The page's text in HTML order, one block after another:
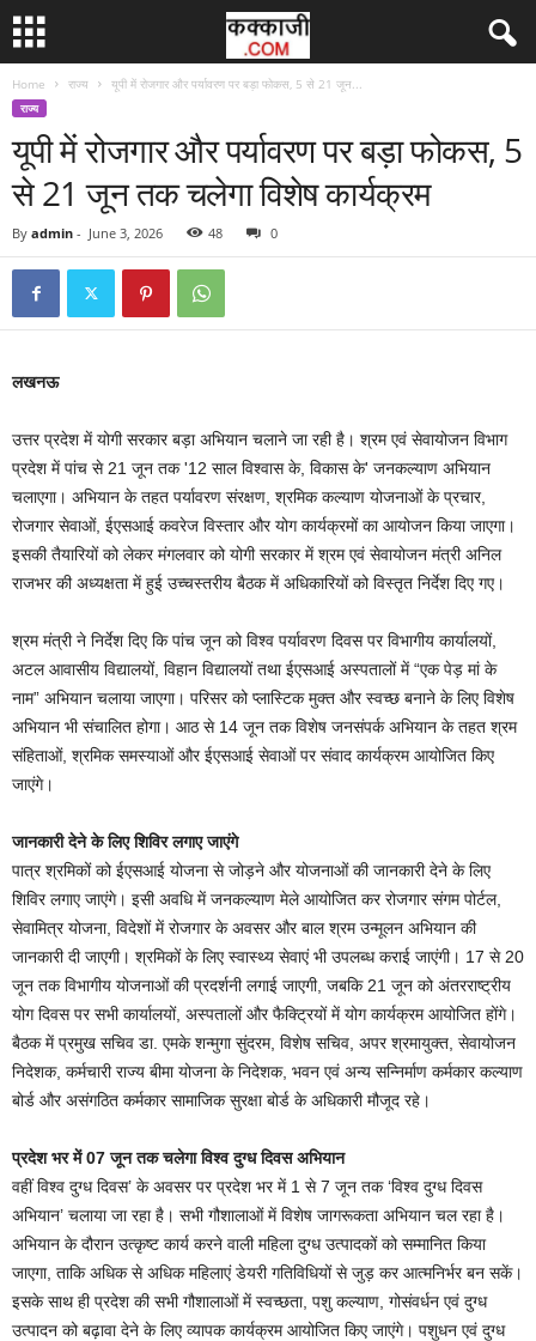
Home राज्य यूपी में रोजगार और पर्यावरण पर बड़ा फोकस, 5 से 21 जून...
राज्य
यूपी में रोजगार और पर्यावरण पर बड़ा फोकस, 5
से 21 जून तक चलेगा विशेष कार्यक्रम
By admin - June 3, 2026 48 0
लखनऊ
उत्तर प्रदेश में योगी सरकार बड़ा अभियान चलाने जा रही है। श्रम एवं सेवायोजन विभाग
प्रदेश में पांच से 21 जून तक '12 साल विश्वास के, विकास के' जनकल्याण अभियान
चलाएगा। अभियान के तहत पर्यावरण संरक्षण, श्रमिक कल्याण योजनाओं के प्रचार,
रोजगार सेवाओं, ईएसआई कवरेज विस्तार और योग कार्यक्रमों का आयोजन किया जाएगा।
इसकी तैयारियों को लेकर मंगलवार को योगी सरकार में श्रम एवं सेवायोजन मंत्री अनिल
राजभर की अध्यक्षता में हुई उच्चस्तरीय बैठक में अधिकारियों को विस्तृत निर्देश दिए गए।
श्रम मंत्री ने निर्देश दिए कि पांच जून को विश्व पर्यावरण दिवस पर विभागीय कार्यालयों,
अटल आवासीय विद्यालयों, विहान विद्यालयों तथा ईएसआई अस्पतालों में “एक पेड़ मां के
नाम” अभियान चलाया जाएगा। परिसर को प्लास्टिक मुक्त और स्वच्छ बनाने के लिए विशेष
अभियान भी संचालित होगा। आठ से 14 जून तक विशेष जनसंपर्क अभियान के तहत श्रम
संहिताओं, श्रमिक समस्याओं और ईएसआई सेवाओं पर संवाद कार्यक्रम आयोजित किए
जाएंगे।
जानकारी देने के लिए शिविर लगाए जाएंगे
पात्र श्रमिकों को ईएसआई योजना से जोड़ने और योजनाओं की जानकारी देने के लिए
शिविर लगाए जाएंगे। इसी अवधि में जनकल्याण मेले आयोजित कर रोजगार संगम पोर्टल,
सेवामित्र योजना, विदेशों में रोजगार के अवसर और बाल श्रम उन्मूलन अभियान की
जानकारी दी जाएगी। श्रमिकों के लिए स्वास्थ्य सेवाएं भी उपलब्ध कराई जाएंगी। 17 से 20
जून तक विभागीय योजनाओं की प्रदर्शनी लगाई जाएगी, जबकि 21 जून को अंतरराष्ट्रीय
योग दिवस पर सभी कार्यालयों, अस्पतालों और फैक्ट्रियों में योग कार्यक्रम आयोजित होंगे।
बैठक में प्रमुख सचिव डा. एमके शन्मुगा सुंदरम, विशेष सचिव, अपर श्रमायुक्त, सेवायोजन
निदेशक, कर्मचारी राज्य बीमा योजना के निदेशक, भवन एवं अन्य सन्निर्माण कर्मकार कल्याण
बोर्ड और असंगठित कर्मकार सामाजिक सुरक्षा बोर्ड के अधिकारी मौजूद रहे।
प्रदेश भर में 07 जून तक चलेगा विश्व दुग्ध दिवस अभियान
वहीं विश्व दुग्ध दिवस’ के अवसर पर प्रदेश भर में 1 से 7 जून तक ‘विश्व दुग्ध दिवस
अभियान’ चलाया जा रहा है। सभी गौशालाओं में विशेष जागरूकता अभियान चल रहा है।
अभियान के दौरान उत्कृष्ट कार्य करने वाली महिला दुग्ध उत्पादकों को सम्मानित किया
जाएगा, ताकि अधिक से अधिक महिलाएं डेयरी गतिविधियों से जुड़ कर आत्मनिर्भर बन सकें।
इसके साथ ही प्रदेश की सभी गौशालाओं में स्वच्छता, पशु कल्याण, गोसंवर्धन एवं दुग्ध
उत्पादन को बढ़ावा देने के लिए व्यापक कार्यक्रम आयोजित किए जाएंगे। पशुधन एवं दुग्ध